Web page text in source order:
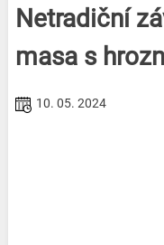
Netradiční
masa s
10. 05. 2024